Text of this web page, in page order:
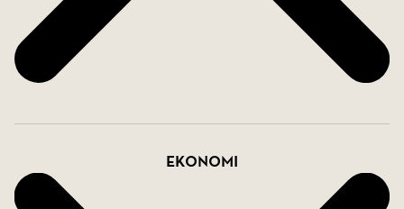
både funktionell och lätt att hålla ordning i.
Sammantaget erbjuds ett välplanerat och lättskött
hem med separat sovrum, rymligt allrum, fransk
passar bostaden perfekt för dig som söker första
egna hemmet, ett praktiskt boende för
Ekonomi